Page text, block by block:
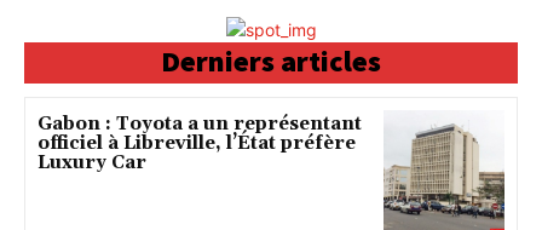
Derniers articles
Gabon : Toyota a un représentant
officiel à Libreville, l’État préfère
Luxury Car